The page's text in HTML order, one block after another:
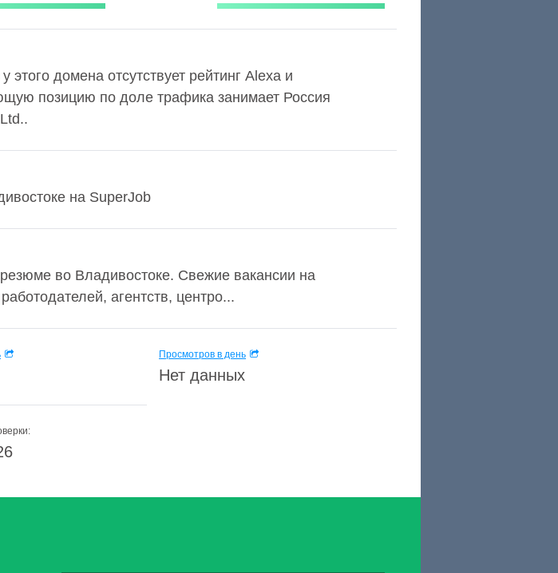
домена отсутствует рейтинг Alexa и
позицию по доле трафика занимает Россия
на SuperJob
во Владивостоке. Свежие вакансии на
агентств, центро...
Просмотров в день
Нет данных